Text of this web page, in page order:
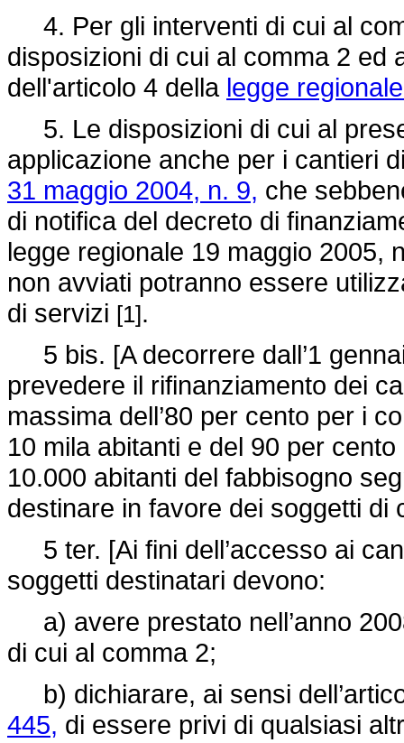
4. Per gli interventi di cui al
disposizioni di cui al comma 2 ed
dell'articolo 4 della legge
5. Le disposizioni di cui al
applicazione anche per i cantieri
31 maggio 2004, n. 9, che
di notifica del decreto di
legge regionale 19 maggio 2005,
non avviati potranno essere
di servizi [1].
5 bis. [A decorrere dall’1
prevedere il rifinanziamento dei
massima dell’80 per cento per i
10 mila abitanti e del 90 per
10.000 abitanti del fabbisogno
destinare in favore dei soggetti di
5 ter. [Ai fini dell’accesso ai
soggetti destinatari devono:
a) avere prestato nell’anno
di cui al comma 2;
b) dichiarare, ai sensi
445, di essere privi di qualsiasi